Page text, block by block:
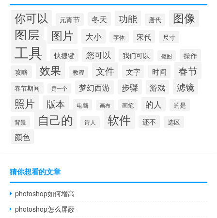
你可以 元宵节 冬天 功能 唐代 图像
图层 图片 大小 字体 宋代 尺寸
工具 快捷键 您可以 我们可以 抠图
操作
攻略
效果 教程 文件 文字 时间 春节
春节期间 是一个 梦幻西游 步骤 游戏 滤镜
照片 版本 电脑 画布 画笔 的人 的是
背景 自己的 诗人 软件 还不 选区
颜色
猜你想看的文章
photoshop如何增高
photoshop怎么屏蔽